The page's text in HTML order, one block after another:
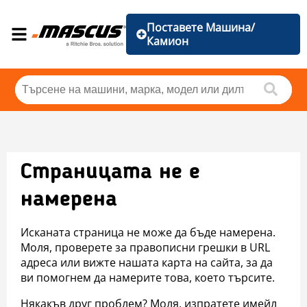
Поставете Машина/
Камион
Страницата не е
намерена
Исканата страница не може да бъде намерена.
Моля, проверете за правописни грешки в URL
адреса или вижте нашата карта на сайта, за да
ви помогнем да намерите това, което търсите.
Някакъв друг проблем? Моля, изпратете имейл